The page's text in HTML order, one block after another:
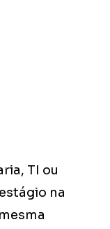
TI ou
na